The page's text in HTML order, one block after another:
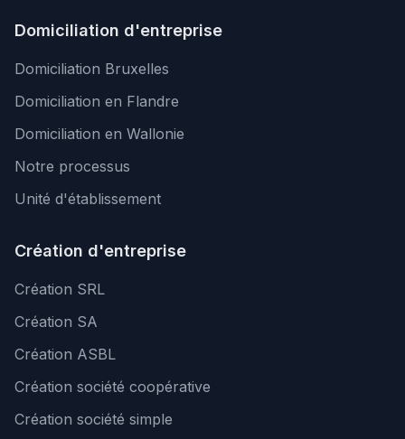
Domiciliation d'entreprise
Domiciliation Bruxelles
Domiciliation en Flandre
Domiciliation en Wallonie
Notre processus
Unité d'établissement
Création d'entreprise
Création SRL
Création SA
Création ASBL
Création société coopérative
Création société simple